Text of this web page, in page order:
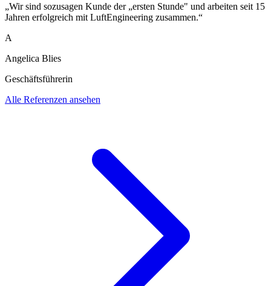
„Wir sind sozusagen Kunde der „ersten Stunde" und arbeiten seit 15
Jahren erfolgreich mit LuftEngineering zusammen.“
A
Angelica Blies
Geschäftsführerin
Alle Referenzen ansehen